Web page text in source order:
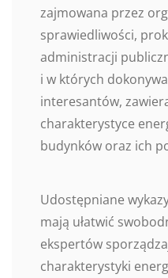
zajmowana przez
sprawiedliwości,
administracji
i w których
interesantów,
charakterystyce
budynków oraz ich
Udostępniane
mają ułatwić
ekspertów
charakterystyki